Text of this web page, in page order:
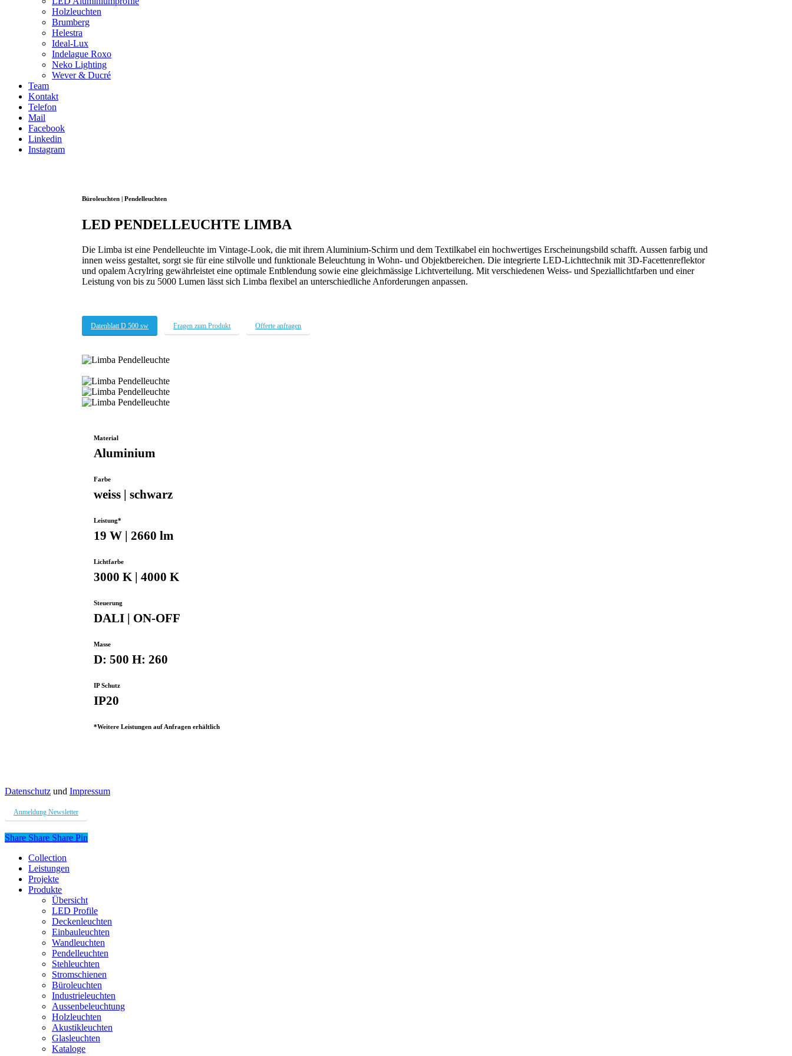
Holzleuchten
Brumberg
Helestra
Ideal-Lux
Indelague Roxo
Neko Lighting
Wever & Ducré
Team
Kontakt
Telefon
Mail
Facebook
Linkedin
Instagram
Büroleuchten | Pendelleuchten
LED PENDELLEUCHTE LIMBA
Die Limba ist eine Pendelleuchte im Vintage-Look, die mit ihrem Aluminium-Schirm und dem Textilkabel ein hochwertiges Erscheinungsbild schafft. Aussen farbig und
innen weiss gestaltet, sorgt sie für eine stilvolle und funktionale Beleuchtung in Wohn- und Objektbereichen. Die integrierte LED-Lichttechnik mit 3D-Facettenreflektor
und opalem Acrylring gewährleistet eine optimale Entblendung sowie eine gleichmässige Lichtverteilung. Mit verschiedenen Weiss- und Speziallichtfarben und einer
Leistung von bis zu 5000 Lumen lässt sich Limba flexibel an unterschiedliche Anforderungen anpassen.
Datenblatt D 500 sw Fragen zum Produkt Offerte anfragen
Pendelleuchte
Lightguide-
25-
Büro-
Limba
Pendelleuchte
Limba
Material
Aluminium
Farbe
weiss | schwarz
Leistung*
19 W | 2660 lm
Lichtfarbe
3000 K | 4000 K
Steuerung
DALI | ON-OFF
Masse
D: 500 H: 260
IP Schutz
IP20
*Weitere Leistungen auf Anfragen erhältlich
Datenschutz und Impressum
Anmeldung Newsletter
Share
Share Share Share Pin
Close
Menu
Collection
Leistungen
Projekte
Produkte
Übersicht
LED Profile
Deckenleuchten
Einbauleuchten
Wandleuchten
Pendelleuchten
Stehleuchten
Stromschienen
Büroleuchten
Industrieleuchten
Aussenbeleuchtung
Holzleuchten
Akustikleuchten
Glasleuchten
Kataloge